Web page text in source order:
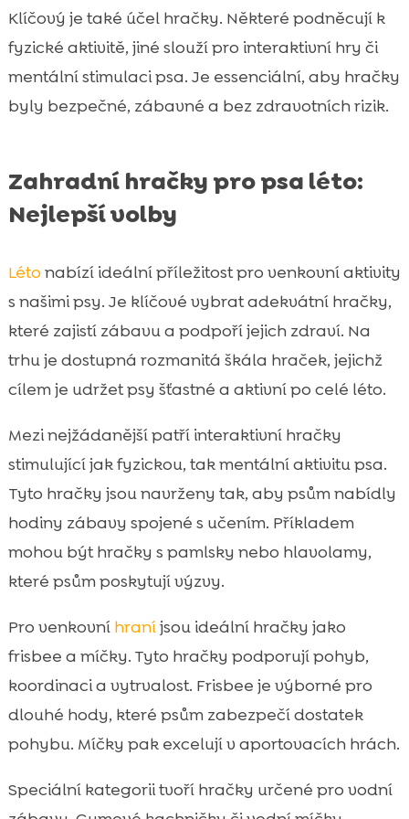
Klíčový je také účel hračky. Některé podněcují k
fyzické aktivitě, jiné slouží pro interaktivní hry či
mentální stimulaci psa. Je essenciální, aby hračky
byly bezpečné, zábavné a bez zdravotních rizik.
Zahradní hračky pro psa léto:
Nejlepší volby
Léto nabízí ideální příležitost pro venkovní aktivity
s našimi psy. Je klíčové vybrat adekvátní hračky,
které zajistí zábavu a podpoří jejich zdraví. Na
trhu je dostupná rozmanitá škála hraček, jejichž
cílem je udržet psy šťastné a aktivní po celé léto.
Mezi nejžádanější patří interaktivní hračky
stimulující jak fyzickou, tak mentální aktivitu psa.
Tyto hračky jsou navrženy tak, aby psům nabídly
hodiny zábavy spojené s učením. Příkladem
mohou být hračky s pamlsky nebo hlavolamy,
které psům poskytují výzvy.
Pro venkovní hraníjsou ideální hračky jako
frisbee a míčky. Tyto hračky podporují pohyb,
koordinaci a vytrvalost. Frisbee je výborné pro
dlouhé hody, které psům zabezpečí dostatek
pohybu. Míčky pak excelují v aportovacích hrách.
Speciální kategorii tvoří hračky určené pro vodní